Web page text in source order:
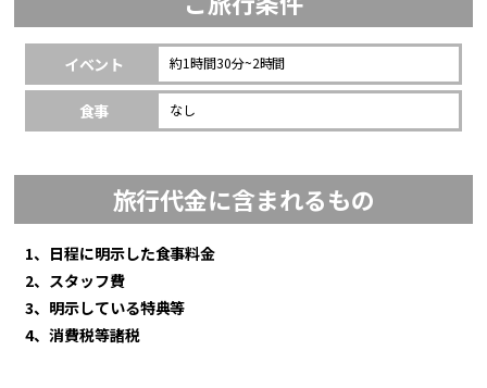
イベント 約1時間30分~2時間
食事 なし
旅行代金に含まれるもの
1、日程に明示した食事料金
2、スタッフ費
3、明示している特典等
4、消費税等諸税